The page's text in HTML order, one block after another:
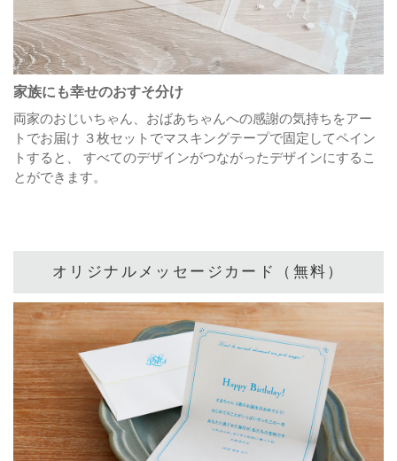
家族にも幸せのおすそ分け
両家のおじいちゃん、おばあちゃんへの感謝の気持ちをアー
トでお届け ３枚セットでマスキングテープで固定してペイン
トすると、
すべてのデザインがつながったデザインにするこ
とができます。
オリジナルメッセージカード（無料）